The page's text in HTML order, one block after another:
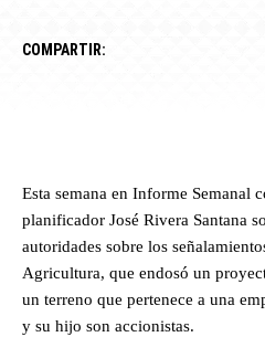
COMPARTIR:
Esta semana en Informe Semanal
planificador José Rivera Santana
autoridades sobre los
Agricultura, que endosó un
un terreno que pertenece a una
y su hijo son accionistas.